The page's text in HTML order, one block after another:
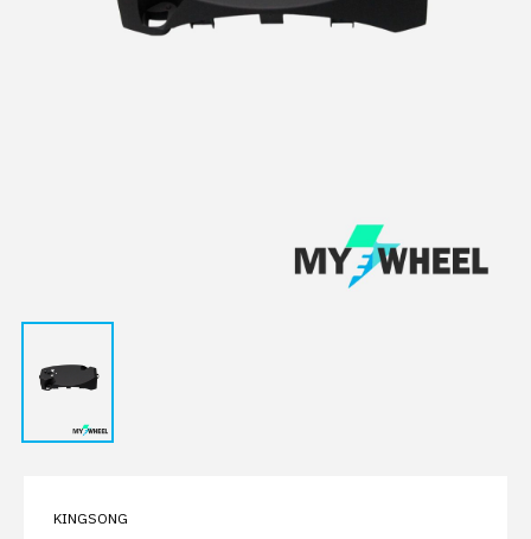
KINGSONG